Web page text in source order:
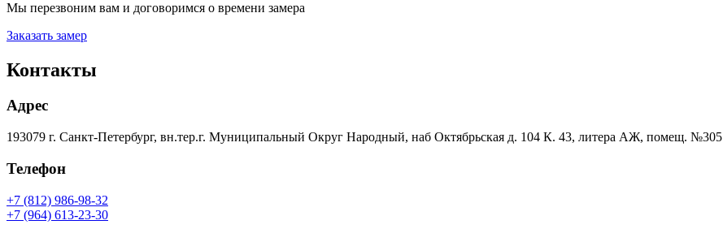
Мы перезвоним вам и договоримся о времени замера
Заказать замер
Контакты
Адрес
193079 г. Санкт-Петербург, вн.тер.г. Муниципальный Округ Народный, наб Октябрьская д. 104 К. 43, литера АЖ, помещ. №305
Телефон
+7 (812) 986-98-32
+7 (964) 613-23-30